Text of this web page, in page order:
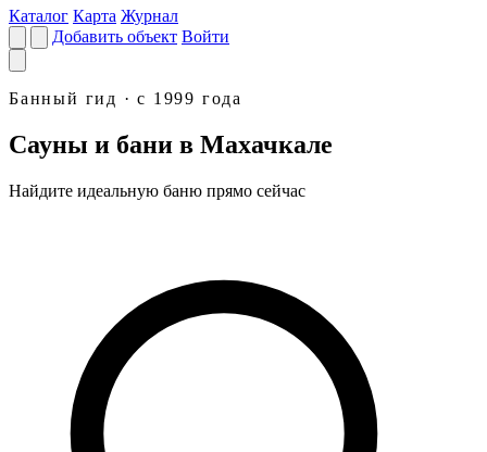
Каталог Карта Журнал
Добавить объект Войти
Банный гид · с 1999 года
Сауны и бани в Махачкале
Найдите идеальную баню прямо сейчас